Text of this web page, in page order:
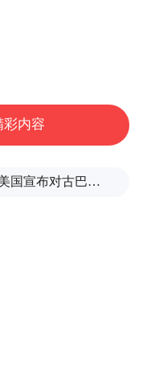
彩内容
美国宣布对古巴实施新一轮制裁